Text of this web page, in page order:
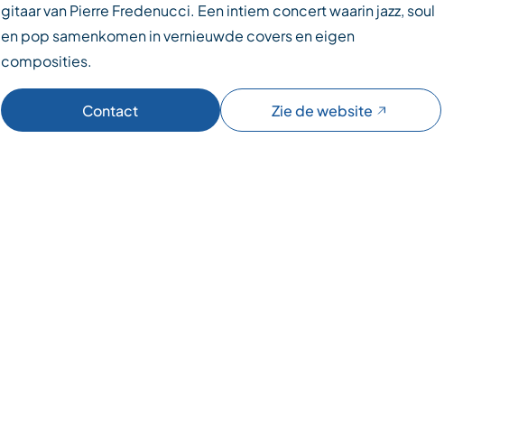
gitaar van Pierre Fredenucci. Een intiem concert waarin jazz, soul
en pop samenkomen in vernieuwde covers en eigen
composities.
Contact Zie de website